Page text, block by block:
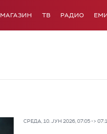
МАГАЗИН ТВ РАДИО
СРЕДА, 10. ЈУН 2026, 07:05 ->